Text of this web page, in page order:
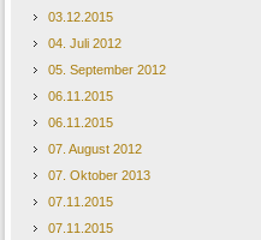
03.12.2015
04. Juli 2012
05. September 2012
06.11.2015
06.11.2015
07. August 2012
07. Oktober 2013
07.11.2015
07.11.2015